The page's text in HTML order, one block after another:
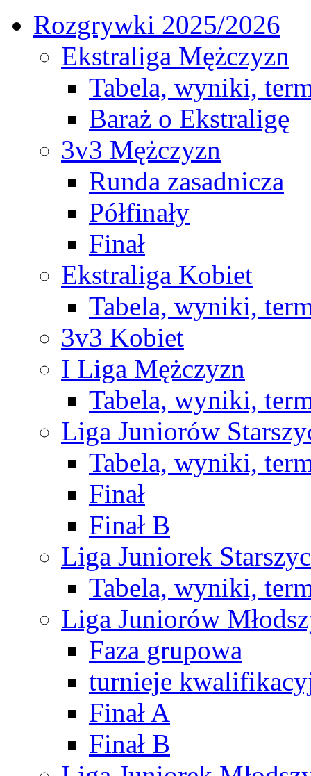
Rozgrywki 2025/2026
Ekstraliga Mężczyzn
Tabela, wyniki,
Baraż o Ekstraligę
3v3 Mężczyzn
Runda zasadnicza
Półfinały
Finał
Ekstraliga Kobiet
Tabela, wyniki,
3v3 Kobiet
I Liga Mężczyzn
Tabela, wyniki,
Liga Juniorów
Tabela, wyniki,
Finał
Finał B
Liga Juniorek
Tabela, wyniki,
Liga Juniorów
Faza grupowa
turnieje
Finał A
Finał B